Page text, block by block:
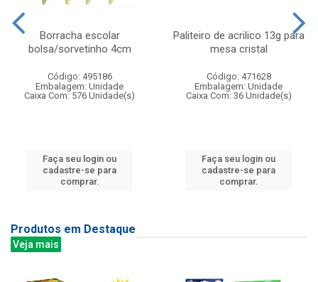
Borracha escolar
bolsa/sorvetinho 4cm
Código: 495186
Embalagem: Unidade
Caixa Com: 576 Unidade(s)
Faça seu login ou
cadastre-se para
comprar.
Paliteiro de acrilico 13g para
mesa cristal
Código: 471628
Embalagem: Unidade
Caixa Com: 36 Unidade(s)
Faça seu login ou
cadastre-se para
comprar.
Produtos em Destaque
Veja mais